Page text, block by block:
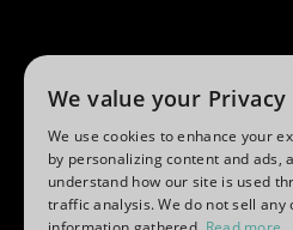
We value your Privacy
We use cookies to enhance your
by personalizing content and ads,
understand how our site is used
traffic analysis. We do not sell any